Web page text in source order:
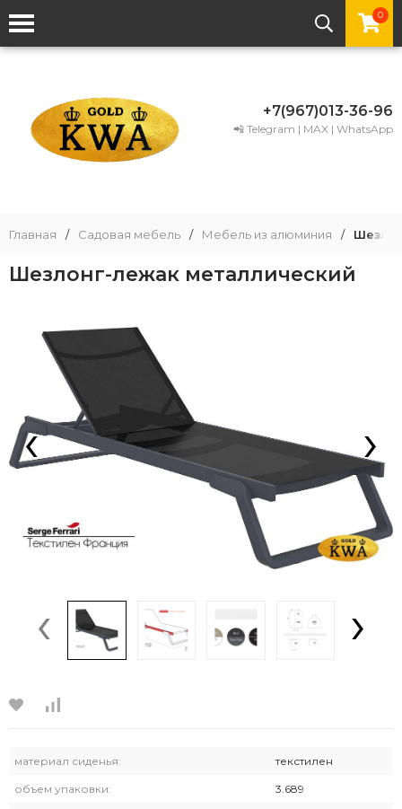
0
+7(967)013-36-96
📲 Telegram | MAX | WhatsApp
Главная / Садовая мебель / Мебель из алюминия /
Шезлонг-лежак металлический
‹ ›
‹ ›
материал сиденья: текстилен
объем упаковки: 3.689